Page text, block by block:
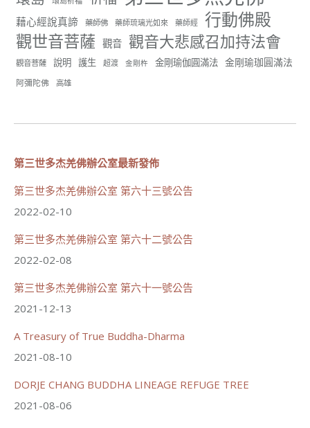
July 20, 2026, 10:47 AM
【啟建 恭祝觀世音菩薩成道紀念日暨護生法會】
觀世音菩薩大慈大悲，救眾生脫離苦難的行願，為宇宙
間的大悲之王，化身為各種形象而為眾生說法，尋聲救
苦、免災免難、利益蒼生，無剎不現身，農曆6月19日為
三寶殿聯合啟建「恭祝... 觀看更多
世界佛教正心會
週日（7/19）將於世界佛教正心會金龜山三寶殿...
55
藉心經說真諦 藥師佛 藥師琉璃光如來 藥師經 行動佛殿
觀世音菩薩 觀音 觀音大悲感召加持法會
觀音菩薩 說明 護生 超渡 金剛杵 金剛瑜伽圓滿法 金剛瑜珈圓滿法
阿彌陀佛 高雄
第三世多杰羌佛辦公室最新發佈
第三世多杰羌佛辦公室 第六十三號公告
2022-02-10
第三世多杰羌佛辦公室 第六十二號公告
2022-02-08
第三世多杰羌佛辦公室 第六十一號公告
2021-12-13
A Treasury of True Buddha-Dharma
2021-08-10
DORJE CHANG BUDDHA LINEAGE REFUGE TREE
2021-08-06